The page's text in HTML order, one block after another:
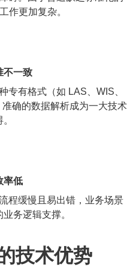
作更加复杂。
不一致
专有格式（如 LAS、WIS、
确的数据解析成为一大技术
率低
程缓慢且易出错，业务场景
务逻辑支撑。
技术优势